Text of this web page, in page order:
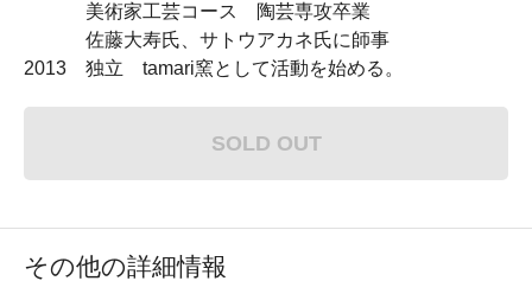
美術家工芸コース 陶芸専攻卒業
佐藤大寿氏、サトウアカネ氏に師事
2013 独立 tamari窯として活動を始める。
SOLD OUT
その他の詳細情報